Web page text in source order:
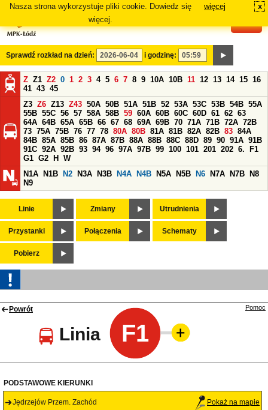
Nasza strona wykorzystuje pliki cookie. Dowiedz się
więcej.
więcej x
Sprawdź rozkład na dzień: i godzinę:
Z Z1 Z2 0 1 2 3 4 5 6 7 8 9 10A 10B 11 12 13 14 15 16
41 43 45
Z3 Z6 Z13 Z43 50A 50B 51A 51B 52 53A 53C 53B 54B 55A
55B 55C 56 57 58A 58B 59 60A 60B 60C 60D 61 62 63
64A 64B 65A 65B 66 67 68 69A 69B 70 71A 71B 72A 72B
73 75A 75B 76 77 78 80A 80B 81A 81B 82A 82B 83 84A
84B 85A 85B 86 87A 87B 88A 88B 88C 88D 89 90 91A 91B
91C 92A 92B 93 94 96 97A 97B 99 100 101 201 202 6.
F1
G1 G2 H
W
N1A
N1B N2 N3A N3B N4A N4B N5A N5B N6 N7A N7B
N8
N9
Linie Zmiany Utrudnienia
Przystanki Połączenia Schematy
Pobierz
Powrót
Linia F1
Pomoc
PODSTAWOWE KIERUNKI
Jędrzejów Przem. Zachód Pokaż na mapie